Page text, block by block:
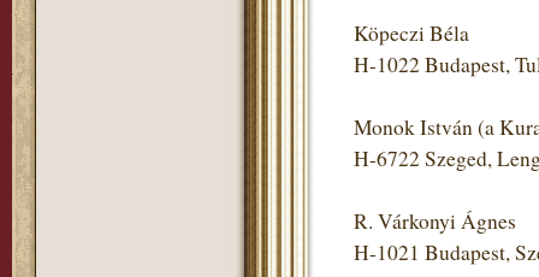
Köpeczi Béla
H-1022 Budapest,
Monok István (a
H-6722 Szeged,
R. Várkonyi Ágnes
H-1021 Budapest,